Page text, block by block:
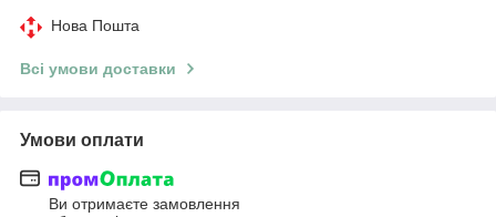
Нова Пошта
Всі умови доставки
Умови оплати
Ви отримаєте замовлення